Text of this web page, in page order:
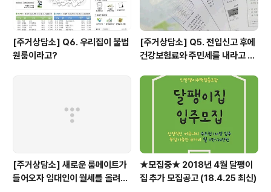
[주거상담소] Q6. 우리집이 불법
원룸이라고?
[주거상담소] Q5. 전입신고 후에
건강보험료와 주민세를 내라고 고
[주거상담소] 새로운 룸메이트가
들어오자 임대인이 월세를 올려달
★모집중★ 2018년 4월 달팽이
집 추가 모집공고 (18.4.25 최신)